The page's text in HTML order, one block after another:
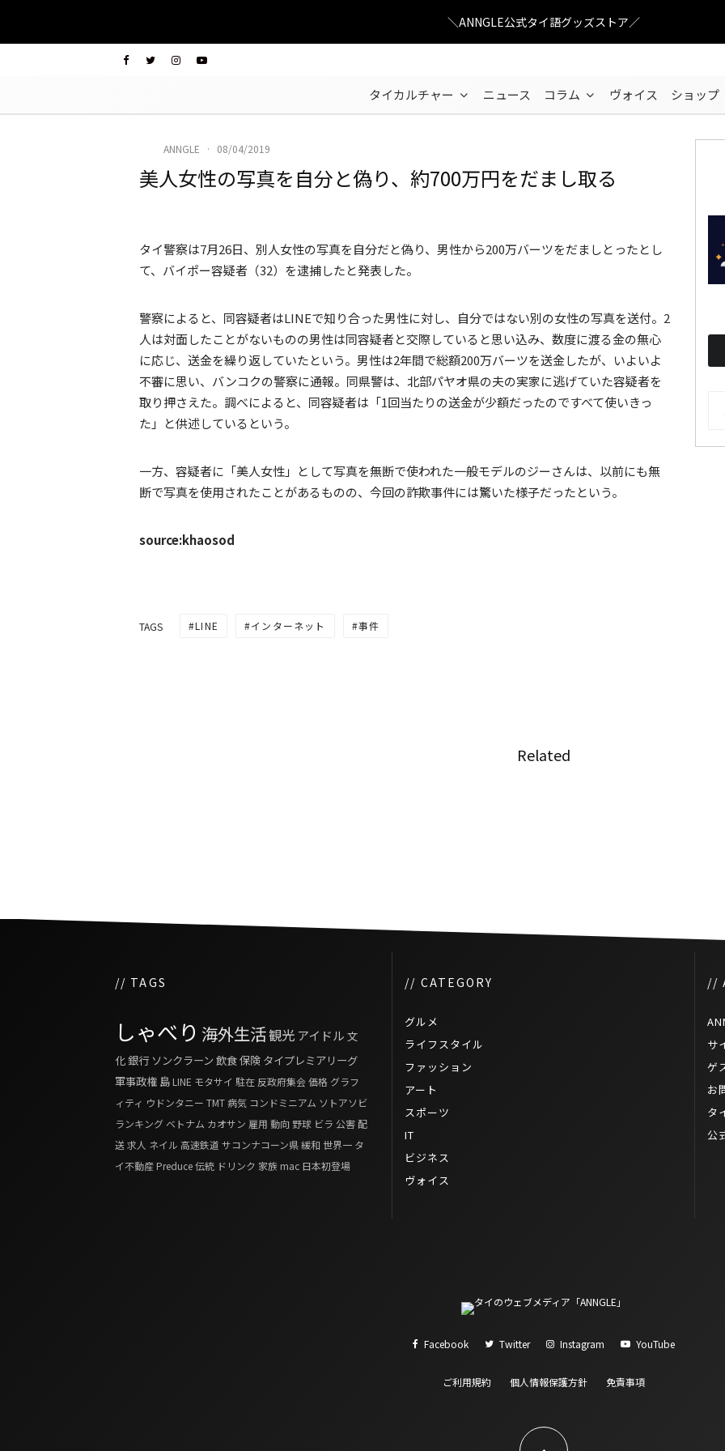
＼ANNGLE公式タイ語グッズストア／
タイカルチャー ニュース コラム ヴォイス ショップ
ANNGLE · 08/04/2019
美人女性の写真を自分と偽り、約700万円をだまし取る
タイ警察は7月26日、別人女性の写真を自分だと偽り、男性から200万バーツをだましとったとし
て、バイポー容疑者（32）を逮捕したと発表した。
警察によると、同容疑者はLINEで知り合った男性に対し、自分ではない別の女性の写真を送付。2
人は対面したことがないものの男性は同容疑者と交際していると思い込み、数度に渡る金の無心
に応じ、送金を繰り返していたという。男性は2年間で総額200万バーツを送金したが、いよいよ
不審に思い、バンコクの警察に通報。同県警は、北部パヤオ県の夫の実家に逃げていた容疑者を
取り押さえた。調べによると、同容疑者は「1回当たりの送金が少額だったのですべて使いきっ
た」と供述しているという。
一方、容疑者に「美人女性」として写真を無断で使われた一般モデルのジーさんは、以前にも無
断で写真を使用されたことがあるものの、今回の詐欺事件には驚いた様子だったという。
source:khaosod
TAGS LINE インターネット 事件
Related
// TAGS
しゃべり 海外生活観光 アイドル 文
化銀行 ソンクラーン飲食保険 タイプレミアリーグ
軍事政権 島 LINE モタサイ 駐在 反政府集会価格 グラフ
ィティ ウドンタニー TMT病気 コンドミニアム ソトアソビ
ランキング ベトナム カオサン 雇用 動向 野球 ビラ 公害配
送求人 ネイル 高速鉄道 サコンナコーン県緩和 世界一 タ
イ不動産Preduce伝統 ドリンク 家族mac 日本初登場
// CATEGORY
グルメ
ライフスタイル
ファッション
アート
スポーツ
IT
ビジネス
ヴォイス
//
サ
ゲ
お
タ
公
Facebook Twitter Instagram YouTube
ご利用規約 個人情報保護方針 免責事項